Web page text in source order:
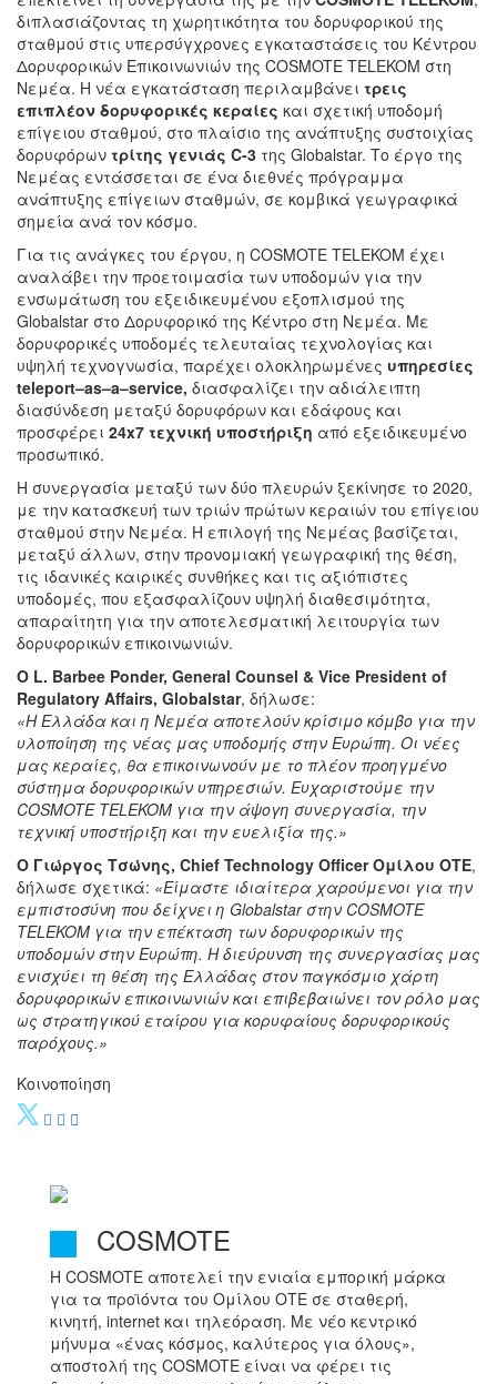
διπλασιάζοντας τη χωρητικότητα του δορυφορικού της
σταθμού στις υπερσύγχρονες εγκαταστάσεις του Κέντρου
Δορυφορικών Επικοινωνιών της COSMOTE TELEKOM στη
Νεμέα. Η νέα εγκατάσταση περιλαμβάνει τρεις
επιπλέον δορυφορικές κεραίες και σχετική υποδομή
επίγειου σταθμού, στο πλαίσιο της ανάπτυξης συστοιχίας
δορυφόρων τρίτης γενιάς C‑3 της Globalstar. Το έργο της
Νεμέας εντάσσεται σε ένα διεθνές πρόγραμμα
ανάπτυξης επίγειων σταθμών, σε κομβικά γεωγραφικά
σημεία ανά τον κόσμο.
Για τις ανάγκες του έργου, η COSMOTE TELEKOM έχει
αναλάβει την προετοιμασία των υποδομών για την
ενσωμάτωση του εξειδικευμένου εξοπλισμού της
Globalstar στο Δορυφορικό της Κέντρο στη Νεμέα. Με
δορυφορικές υποδομές τελευταίας τεχνολογίας και
υψηλή τεχνογνωσία, παρέχει ολοκληρωμένες υπηρεσίες
teleport–as–a–service, διασφαλίζει την αδιάλειπτη
διασύνδεση μεταξύ δορυφόρων και εδάφους και
προσφέρει 24x7 τεχνική υποστήριξη από εξειδικευμένο
προσωπικό.
Η συνεργασία μεταξύ των δύο πλευρών ξεκίνησε το 2020,
με την κατασκευή των τριών πρώτων κεραιών του επίγειου
σταθμού στην Νεμέα. Η επιλογή της Νεμέας βασίζεται,
μεταξύ άλλων, στην προνομιακή γεωγραφική της θέση,
τις ιδανικές καιρικές συνθήκες και τις αξιόπιστες
υποδομές, που εξασφαλίζουν υψηλή διαθεσιμότητα,
απαραίτητη για την αποτελεσματική λειτουργία των
δορυφορικών επικοινωνιών.
Ο L. Barbee Ponder, General Counsel & Vice President of
Regulatory Affairs, Globalstar, δήλωσε:
«Η Ελλάδα και η Νεμέα αποτελούν κρίσιμο κόμβο για την
υλοποίηση της νέας μας υποδομής στην Ευρώπη. Οι νέες
μας κεραίες, θα επικοινωνούν με το πλέον προηγμένο
σύστημα δορυφορικών υπηρεσιών. Ευχαριστούμε την
COSMOTE TELEKOM για την άψογη συνεργασία, την
τεχνική υποστήριξη και την ευελιξία της.»
Ο Γιώργος Τσώνης, Chief Technology Officer Ομίλου ΟΤΕ,
δήλωσε σχετικά: «Είμαστε ιδιαίτερα χαρούμενοι για την
εμπιστοσύνη που δείχνει η Globalstar στην COSMOTE
TELEKOM για την επέκταση των δορυφορικών της
υποδομών στην Ευρώπη. Η διεύρυνση της συνεργασίας μας
ενισχύει τη θέση της Ελλάδας στον παγκόσμιο χάρτη
δορυφορικών επικοινωνιών και επιβεβαιώνει τον ρόλο μας
ως στρατηγικού εταίρου για κορυφαίους δορυφορικούς
παρόχους.»
Κοινοποίηση
COSMOTE
Η COSMOTE αποτελεί την ενιαία εμπορική μάρκα
για τα προϊόντα του Ομίλου ΟΤΕ σε σταθερή,
κινητή, internet και τηλεόραση. Με νέο κεντρικό
μήνυμα «ένας κόσμος, καλύτερος για όλους»,
αποστολή της COSMOTE είναι να φέρει τις